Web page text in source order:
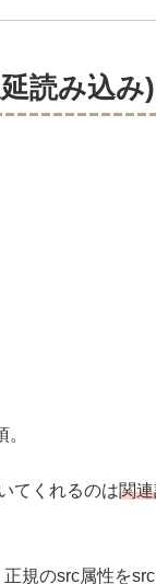
読み込み
てくれるのは関
規のsrc属性を